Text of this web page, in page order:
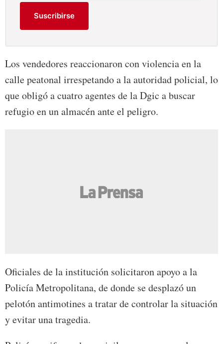
Suscribirse
Los vendedores reaccionaron con violencia en la
calle peatonal irrespetando a la autoridad policial, lo
que obligó a cuatro agentes de la Dgic a buscar
refugio en un almacén ante el peligro.
Oficiales de la institución solicitaron apoyo a la
Policía Metropolitana, de donde se desplazó un
pelotón antimotines a tratar de controlar la situación
y evitar una tragedia.